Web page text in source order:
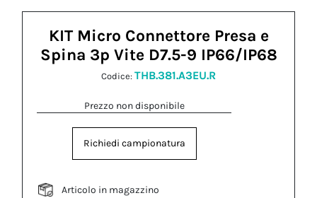
KIT Micro Connettore Presa e
Spina 3p Vite D7.5-9 IP66/IP68
Codice: THB.381.A3EU.R
Prezzo non disponibile
Richiedi campionatura
Articolo in magazzino